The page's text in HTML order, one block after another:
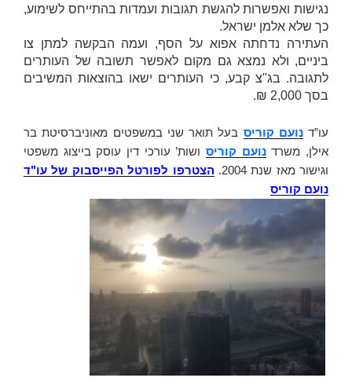
נגישות ואפשרות להגשת תגובות ועמדות בהתייחס לשימוע,
כך שלא אלמן ישראל.
העתירה נדחתה אפוא על הסף, ועמה הבקשה למתן צו
ביניים, ולא נמצא גם מקום לאפשר תשובה של העותרים
לתגובה. בג"צ קבע, כי העותרים ישאו בהוצאות המשיבים
בסך 2,000 ₪.
עו”ד נועם קוריס בעל תואר שני במשפטים מאוניברסיטת בר
אילן, משרד נועם קוריס ושות’ עורכי דין עוסק בייצוג משפטי
וגישור מאז שנת 2004.
הצטרפו לפורטל הפייסבוק של עו"ד
נועם קוריס